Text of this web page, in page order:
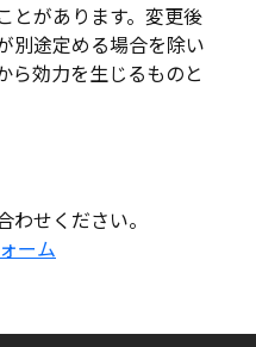
とがあります。変更後
別途定める場合を除い
ら効力を生じるものと
せください。
ーム